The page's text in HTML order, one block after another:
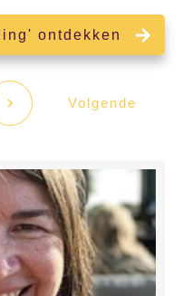
ontdekken
Volgende